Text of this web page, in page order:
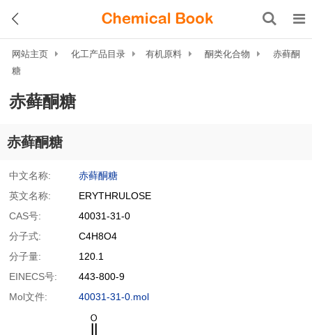
网站主页 化工产品目录 有机原料 酮类化合物
赤藓酮
糖
赤藓酮糖
赤藓酮糖
中文名称:
赤藓酮糖
英文名称:
ERYTHRULOSE
CAS号:
40031-31-0
分子式:
C4H8O4
分子量:
120.1
EINECS号:
443-800-9
Mol文件:
40031-31-0.mol